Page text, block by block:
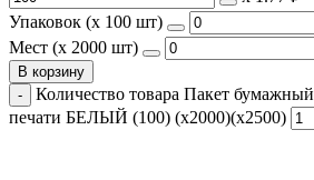
Упаковок (x 100 шт)
Мест (x 2000 шт)
В корзину
Количество товара Пакет
печати БЕЛЫЙ (100) (х2000)(х2500)